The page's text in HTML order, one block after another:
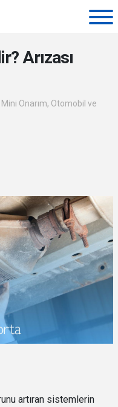
Arızası
Mini Onarım, Otomobil ve
artıran sistemlerin